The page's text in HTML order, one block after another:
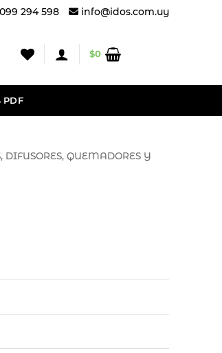
099 294 598 info@idos.com.uy
$0
PDF
DIFUSORES, QUEMADORES Y